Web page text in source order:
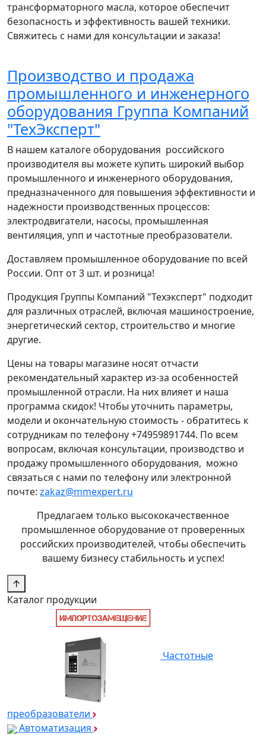
трансформаторного масла, которое обеспечит
безопасность и эффективность вашей техники.
Свяжитесь с нами для консультации и заказа!
Производство и продажа
промышленного и инженерного
оборудования Группа Компаний
"ТехЭксперт"
В нашем каталоге оборудования российского
производителя вы можете купить широкий выбор
промышленного и инженерного оборудования,
предназначенного для повышения эффективности и
надежности производственных процессов:
электродвигатели, насосы, промышленная
вентиляция, упп и частотные преобразователи.
Доставляем промышленное оборудование по всей
России. Опт от 3 шт. и розница!
Продукция Группы Компаний "Техэксперт" подходит
для различных отраслей, включая машиностроение,
энергетический сектор, строительство и многие
другие.
Цены на товары магазине носят отчасти
рекомендательный характер из-за особенностей
промышленной отрасли. На них влияет и наша
программа скидок! Чтобы уточнить параметры,
модели и окончательную стоимость - обратитесь к
сотрудникам по телефону +74959891744. По всем
вопросам, включая консультации, производство и
продажу промышленного оборудования, можно
связаться с нами по телефону или электронной
почте: zakaz@mmexpert.ru
Предлагаем только высококачественное
промышленное оборудование от проверенных
российских производителей, чтобы обеспечить
вашему бизнесу стабильность и успех!
↑
Каталог продукции
Частотные
преобразователи
Автоматизация